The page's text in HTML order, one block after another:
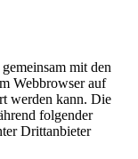
mit den
Webbrowser auf
werden kann. Die
folgender
Drittanbieter